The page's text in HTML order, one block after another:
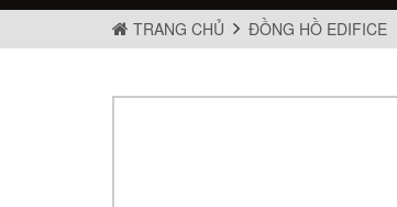
TRANG CHỦ ĐỒNG HỒ EDIFICE